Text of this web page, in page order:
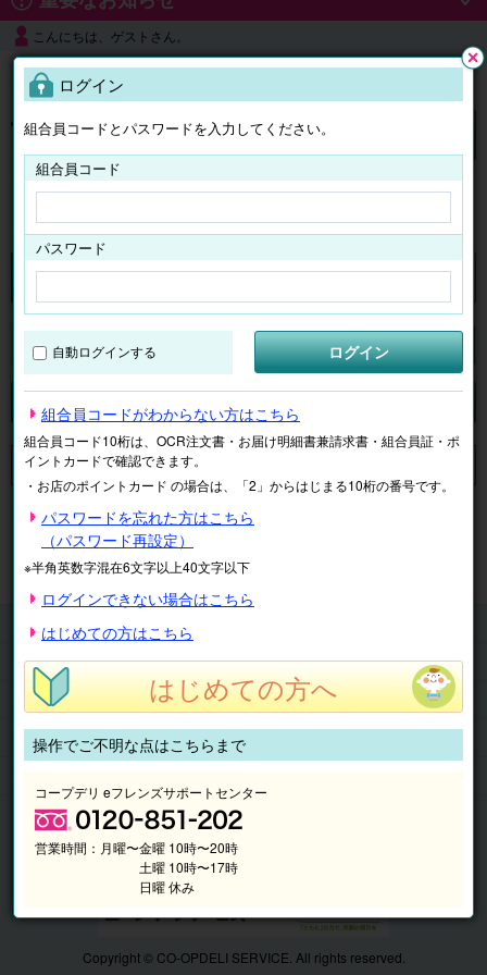
こんにちは、ゲストさん。
よくある質問
ログイン
チケット マイページ
検索
申し訳ございません。 現在、該当商品は、お取扱いしておりません。
マイページ 注文履歴
抽選結果
請求内容
チケット
くらしのサービス
このサイトの使い方
マイページ
Copyright © CO-OPDELI SERVICE. All rights reserved.
ログイン
組合員コードとパスワードを入力してください。
組合員コード
パスワード
自動ログインする ログイン
組合員コードがわからない方はこちら
組合員コード10桁は、OCR注文書・お届け明細書兼請求書・組合員証・ポ
イントカードで確認できます。
・お店のポイントカード の場合は、「2」からはじまる10桁の番号です。
パスワードを忘れた方はこちら
（パスワード再設定）
※半角英数字混在6文字以上40文字以下
ログインできない場合はこちら
はじめての方はこちら
はじめての方へ
操作でご不明な点はこちらまで
コープデリ eフレンズサポートセンター
営業時間： 月曜〜金曜 10時〜20時
土曜 10時〜17時
日曜 休み